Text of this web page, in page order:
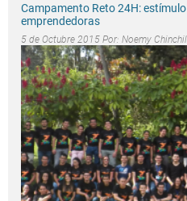
Campamento Reto 24H:
emprendedoras
5 de Octubre 2015 Por: Noemy